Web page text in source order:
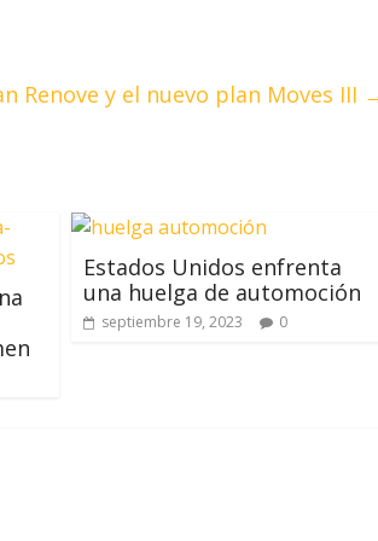
Renove y el nuevo plan Moves III
Estados Unidos enfrenta
una huelga de automoción
septiembre 19, 2023 0